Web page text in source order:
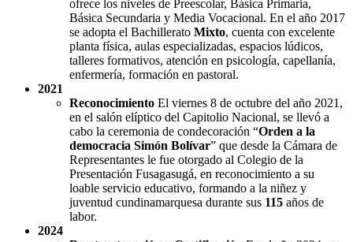
ofrece los niveles de Preescolar, Básica Primaria,
Básica Secundaria y Media Vocacional. En el año 2017
se adopta el Bachillerato Mixto, cuenta con excelente
planta física, aulas especializadas, espacios lúdicos,
talleres formativos, atención en psicología, capellanía,
enfermería, formación en pastoral.
2021
Reconocimiento El viernes 8 de octubre del año 2021,
en el salón elíptico del Capitolio Nacional, se llevó a
cabo la ceremonia de condecoración “Orden a la
democracia Simón Bolívar” que desde la Cámara de
Representantes le fue otorgado al Colegio de la
Presentación Fusagasugá, en reconocimiento a su
loable servicio educativo, formando a la niñez y
juventud cundinamarquesa durante sus 115 años de
labor.
2024